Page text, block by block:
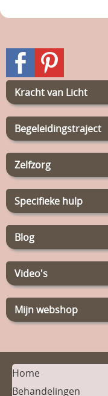
Kracht van Licht
Begeleidingstraject
Zelfzorg
Specifieke hulp
Blog
Video's
Mijn webshop
Home
Behandelingen